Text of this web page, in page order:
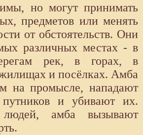
но могут принимать
предметов или менять
от обстоятельств. Они
различных местах - в
рек, в горах, в
и посёлках. Амба
на промысле, нападают
и убивают их.
амба вызывают